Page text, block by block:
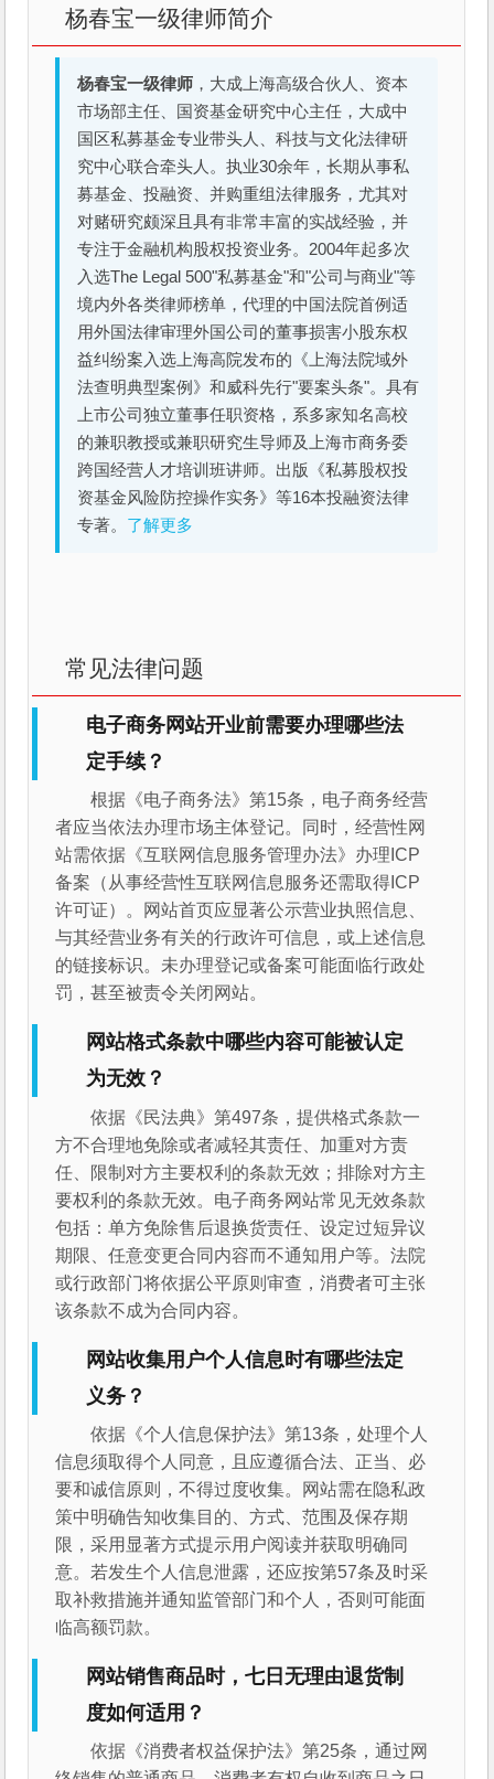
杨春宝一级律师简介
杨春宝一级律师 ，大成上海高级合伙人、资本
市场部主任、国资基金研究中心主任，大成中
国区私募基金专业带头人、科技与文化法律研
究中心联合牵头人。执业30余年，长期从事私
募基金、投融资、并购重组法律服务，尤其对
对赌研究颇深且具有非常丰富的实战经验，并
专注于金融机构股权投资业务。2004年起多次
入选The Legal 500"私募基金"和"公司与商业"等
境内外各类律师榜单，代理的中国法院首例适
用外国法律审理外国公司的董事损害小股东权
益纠纷案入选上海高院发布的《上海法院域外
法查明典型案例》和威科先行"要案头条"。具有
上市公司独立董事任职资格，系多家知名高校
的兼职教授或兼职研究生导师及上海市商务委
跨国经营人才培训班讲师。出版《私募股权投
资基金风险防控操作实务》等16本投融资法律
专著。 了解更多
常见法律问题
电子商务网站开业前需要办理哪些法
定手续？
根据《电子商务法》第15条，电子商务经营
者应当依法办理市场主体登记。同时，经营性网
站需依据《互联网信息服务管理办法》办理ICP
备案（从事经营性互联网信息服务还需取得ICP
许可证）。网站首页应显著公示营业执照信息、
与其经营业务有关的行政许可信息，或上述信息
的链接标识。未办理登记或备案可能面临行政处
罚，甚至被责令关闭网站。
网站格式条款中哪些内容可能被认定
为无效？
依据《民法典》第497条，提供格式条款一
方不合理地免除或者减轻其责任、加重对方责
任、限制对方主要权利的条款无效；排除对方主
要权利的条款无效。电子商务网站常见无效条款
包括：单方免除售后退换货责任、设定过短异议
期限、任意变更合同内容而不通知用户等。法院
或行政部门将依据公平原则审查，消费者可主张
该条款不成为合同内容。
网站收集用户个人信息时有哪些法定
义务？
依据《个人信息保护法》第13条，处理个人
信息须取得个人同意，且应遵循合法、正当、必
要和诚信原则，不得过度收集。网站需在隐私政
策中明确告知收集目的、方式、范围及保存期
限，采用显著方式提示用户阅读并获取明确同
意。若发生个人信息泄露，还应按第57条及时采
取补救措施并通知监管部门和个人，否则可能面
临高额罚款。
网站销售商品时，七日无理由退货制
度如何适用？
依据《消费者权益保护法》第25条，通过网